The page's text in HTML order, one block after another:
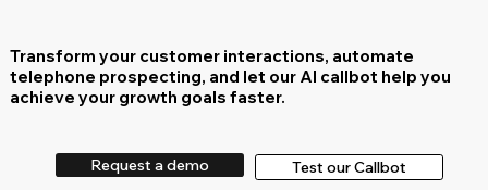
Transform your customer interactions, automate
telephone prospecting, and let our AI callbot help you
achieve your growth goals faster.
Request a demo Test our Callbot